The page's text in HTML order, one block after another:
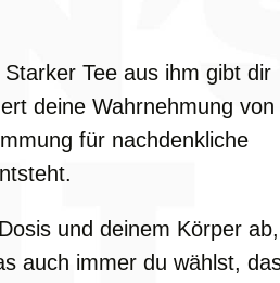
Starker Tee aus ihm gibt dir
deine Wahrnehmung von
für nachdenkliche
und deinem Körper ab,
auch immer du wählst,